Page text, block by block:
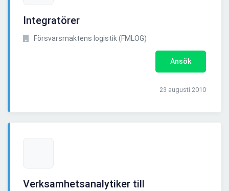
Integratörer
Försvarsmaktens logistik (FMLOG)
Ansök
23 augusti 2010
Verksamhetsanalytiker till